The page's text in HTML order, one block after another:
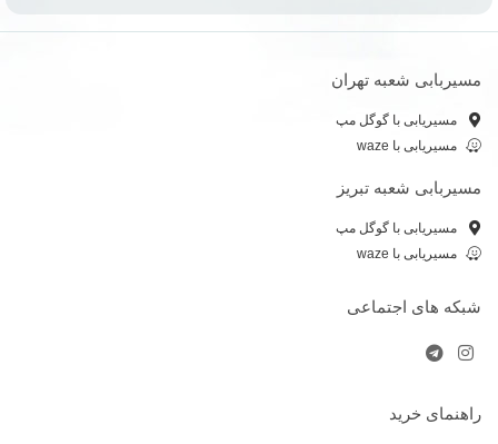
مسیربابی شعبه تهران
مسیریابی با گوگل مپ
مسیریابی با waze
مسیربابی شعبه تبریز
مسیریابی با گوگل مپ
مسیریابی با waze
شبکه های اجتماعی
راهنمای خرید